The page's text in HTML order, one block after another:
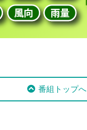
番組トップへ